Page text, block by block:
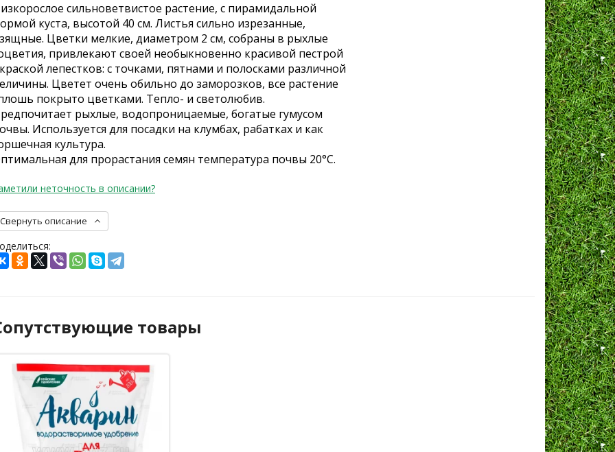
сильноветвистое растение, с пирамидальной
куста, высотой 40 см. Листья сильно изрезанные,
Цветки мелкие, диаметром 2 см, собраны в рыхлые
привлекают своей необыкновенно красивой пестрой
лепестков: с точками, пятнами и полосками различной
Цветет очень обильно до заморозков, все растение
покрыто цветками. Тепло- и светолюбив.
рыхлые, водопроницаемые, богатые гумусом
Используется для посадки на клумбах, рабатках и как
культура.
для прорастания семян температура почвы 20°С.
неточность в описании?
Свернуть описание
товары